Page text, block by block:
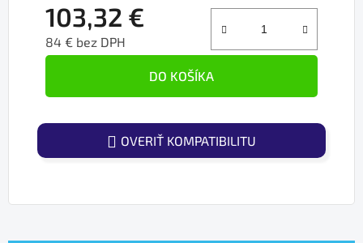
103,32 €
84 € bez DPH
DO KOŠÍKA
OVERIŤ KOMPATIBILITU